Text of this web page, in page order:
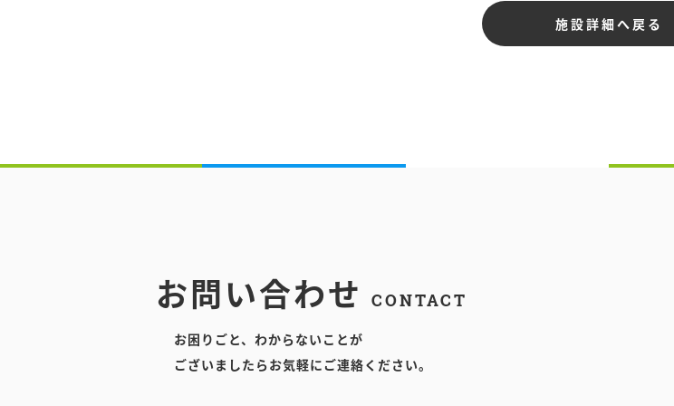
施設詳細へ戻る
お問い合わせ CONTACT
お困りごと、わからないことが
ございましたらお気軽にご連絡ください。